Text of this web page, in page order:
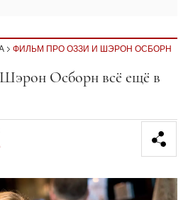
ФИЛЬМ ПРО ОЗЗИ И ШЭРОН ОСБОРН
Осборн всё ещё в